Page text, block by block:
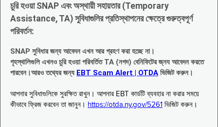
চুরি হওয়া SNAP এবং অস্থায়ী সহায়তার (Temporary
Assistance, TA) সুবিধাগুলির প্রতিস্থাপনের ক্ষেত্রে গুরুত্বপূর্ণ
পরিবর্তন:
SNAP সুবিধার জন্য আবেদন এখন আর গ্রহণ করা হচ্ছে না।
গৃহস্থালিগুলি এখনও চুরি হওয়া পরিবর্তিত TA (নগদ) বেনিফিটের জ্নয আবেদন করতে
পারবেন।আরও তথ্যের জন্য EBT Scam Alert | OTDA ভিজিট করুন।
আপনার সুবিধাগুলিকে সুরক্ষিত রাখুন। আপনার EBT কার্ডটি ব্যবহার না করার সময়ে
কীভাবে ফ্রিজ করবেন তা জানুন। https://otda.ny.gov/5261 ভিজিট করুন।